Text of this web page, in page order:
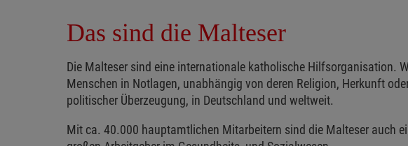
Das sind die Malteser
Die Malteser sind eine internationale katholische Hilfsorganisation.
Menschen in Notlagen, unabhängig von deren Religion, Herkunft
politischer Überzeugung, in Deutschland und weltweit.
Mit ca. 40.000 hauptamtlichen Mitarbeitern sind die Malteser auch